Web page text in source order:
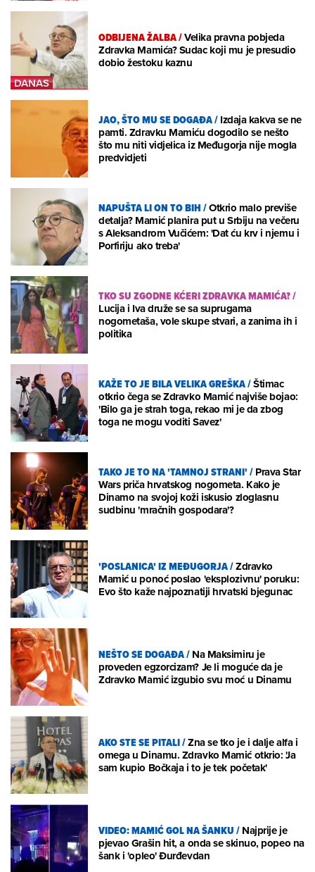
ODBIJENA ŽALBA/Velika pravna pobjeda
Zdravka Mamića? Sudac koji mu je presudio
dobio žestoku kaznu
JAO, ŠTO MU SE DOGAĐA/Izdaja kakva se ne
pamti. Zdravku Mamiću dogodilo se nešto
što mu niti vidjelica iz Međugorja nije mogla
predvidjeti
NAPUŠTA LI ON TO BIH/Otkrio malo previše
detalja? Mamić planira put u Srbiju na večeru
s Aleksandrom Vučićem: 'Dat ću krv i njemu i
Porfiriju ako treba'
TKO SU ZGODNE KĆERI ZDRAVKA MAMIĆA?/
Lucija i Iva druže se sa suprugama
nogometaša, vole skupe stvari, a zanima ih i
politika
KAŽE TO JE BILA VELIKA GREŠKA/Štimac
otkrio čega se Zdravko Mamić najviše bojao:
'Bilo ga je strah toga, rekao mi je da zbog
toga ne mogu voditi Savez'
TAKO JE TO NA 'TAMNOJ STRANI'/Prava Star
Wars priča hrvatskog nogometa. Kako je
Dinamo na svojoj koži iskusio zloglasnu
sudbinu 'mračnih gospodara'?
'POSLANICA' IZ MEĐUGORJA/Zdravko
Mamić u ponoć poslao 'eksplozivnu' poruku:
Evo što kaže najpoznatiji hrvatski bjegunac
NEŠTO SE DOGAĐA/Na Maksimiru je
proveden egzorcizam? Je li moguće da je
Zdravko Mamić izgubio svu moć u Dinamu
AKO STE SE PITALI/Zna se tko je i dalje alfa i
omega u Dinamu. Zdravko Mamić otkrio: 'Ja
sam kupio Bočkaja i to je tek početak'
VIDEO: MAMIĆ GOL NA ŠANKU/Najprije je
pjevao Grašin hit, a onda se skinuo, popeo na
šank i 'opleo' Đurđevdan